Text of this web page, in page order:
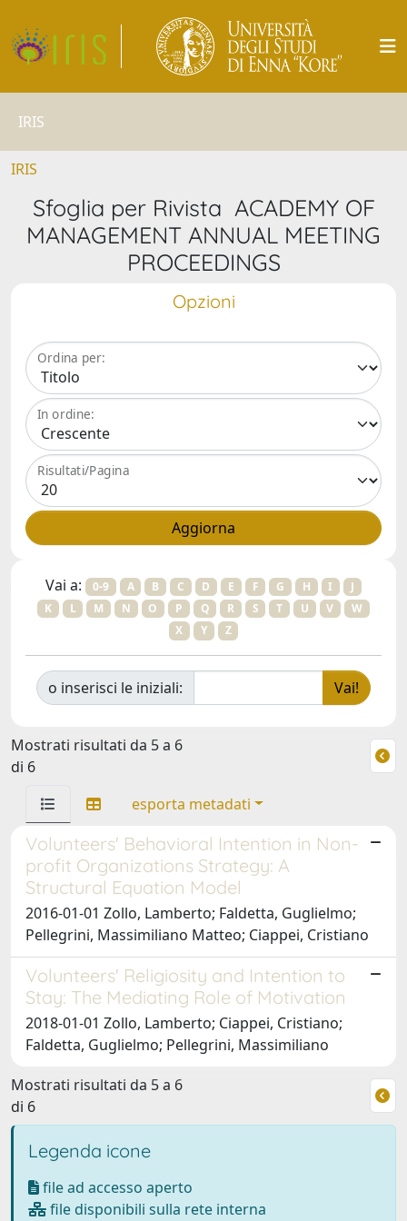
IRIS
IRIS
Sfoglia per Rivista ACADEMY OF
MANAGEMENT ANNUAL MEETING
PROCEEDINGS
Opzioni
Ordina per:
In ordine:
Risultati/Pagina
Vai a: 0-9 A B C D E F G H I
J
K
L M N O P Q R S T U V
W
X
Y Z
o inserisci le iniziali:
Mostrati risultati da 5 a 6
di 6
esporta metadati
Volunteers' Behavioral Intention in Non-
profit Organizations Strategy: A
Structural Equation Model
2016-01-01 Zollo, Lamberto; Faldetta, Guglielmo;
Pellegrini, Massimiliano Matteo; Ciappei, Cristiano
Volunteers' Religiosity and Intention to
Stay: The Mediating Role of Motivation
2018-01-01 Zollo, Lamberto; Ciappei, Cristiano;
Faldetta, Guglielmo; Pellegrini, Massimiliano
Mostrati risultati da 5 a 6
di 6
Legenda icone
file ad accesso aperto
file disponibili sulla rete interna